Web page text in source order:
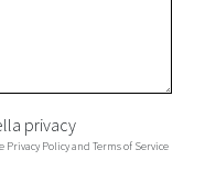
privacy
Privacy Policyand Terms of Service